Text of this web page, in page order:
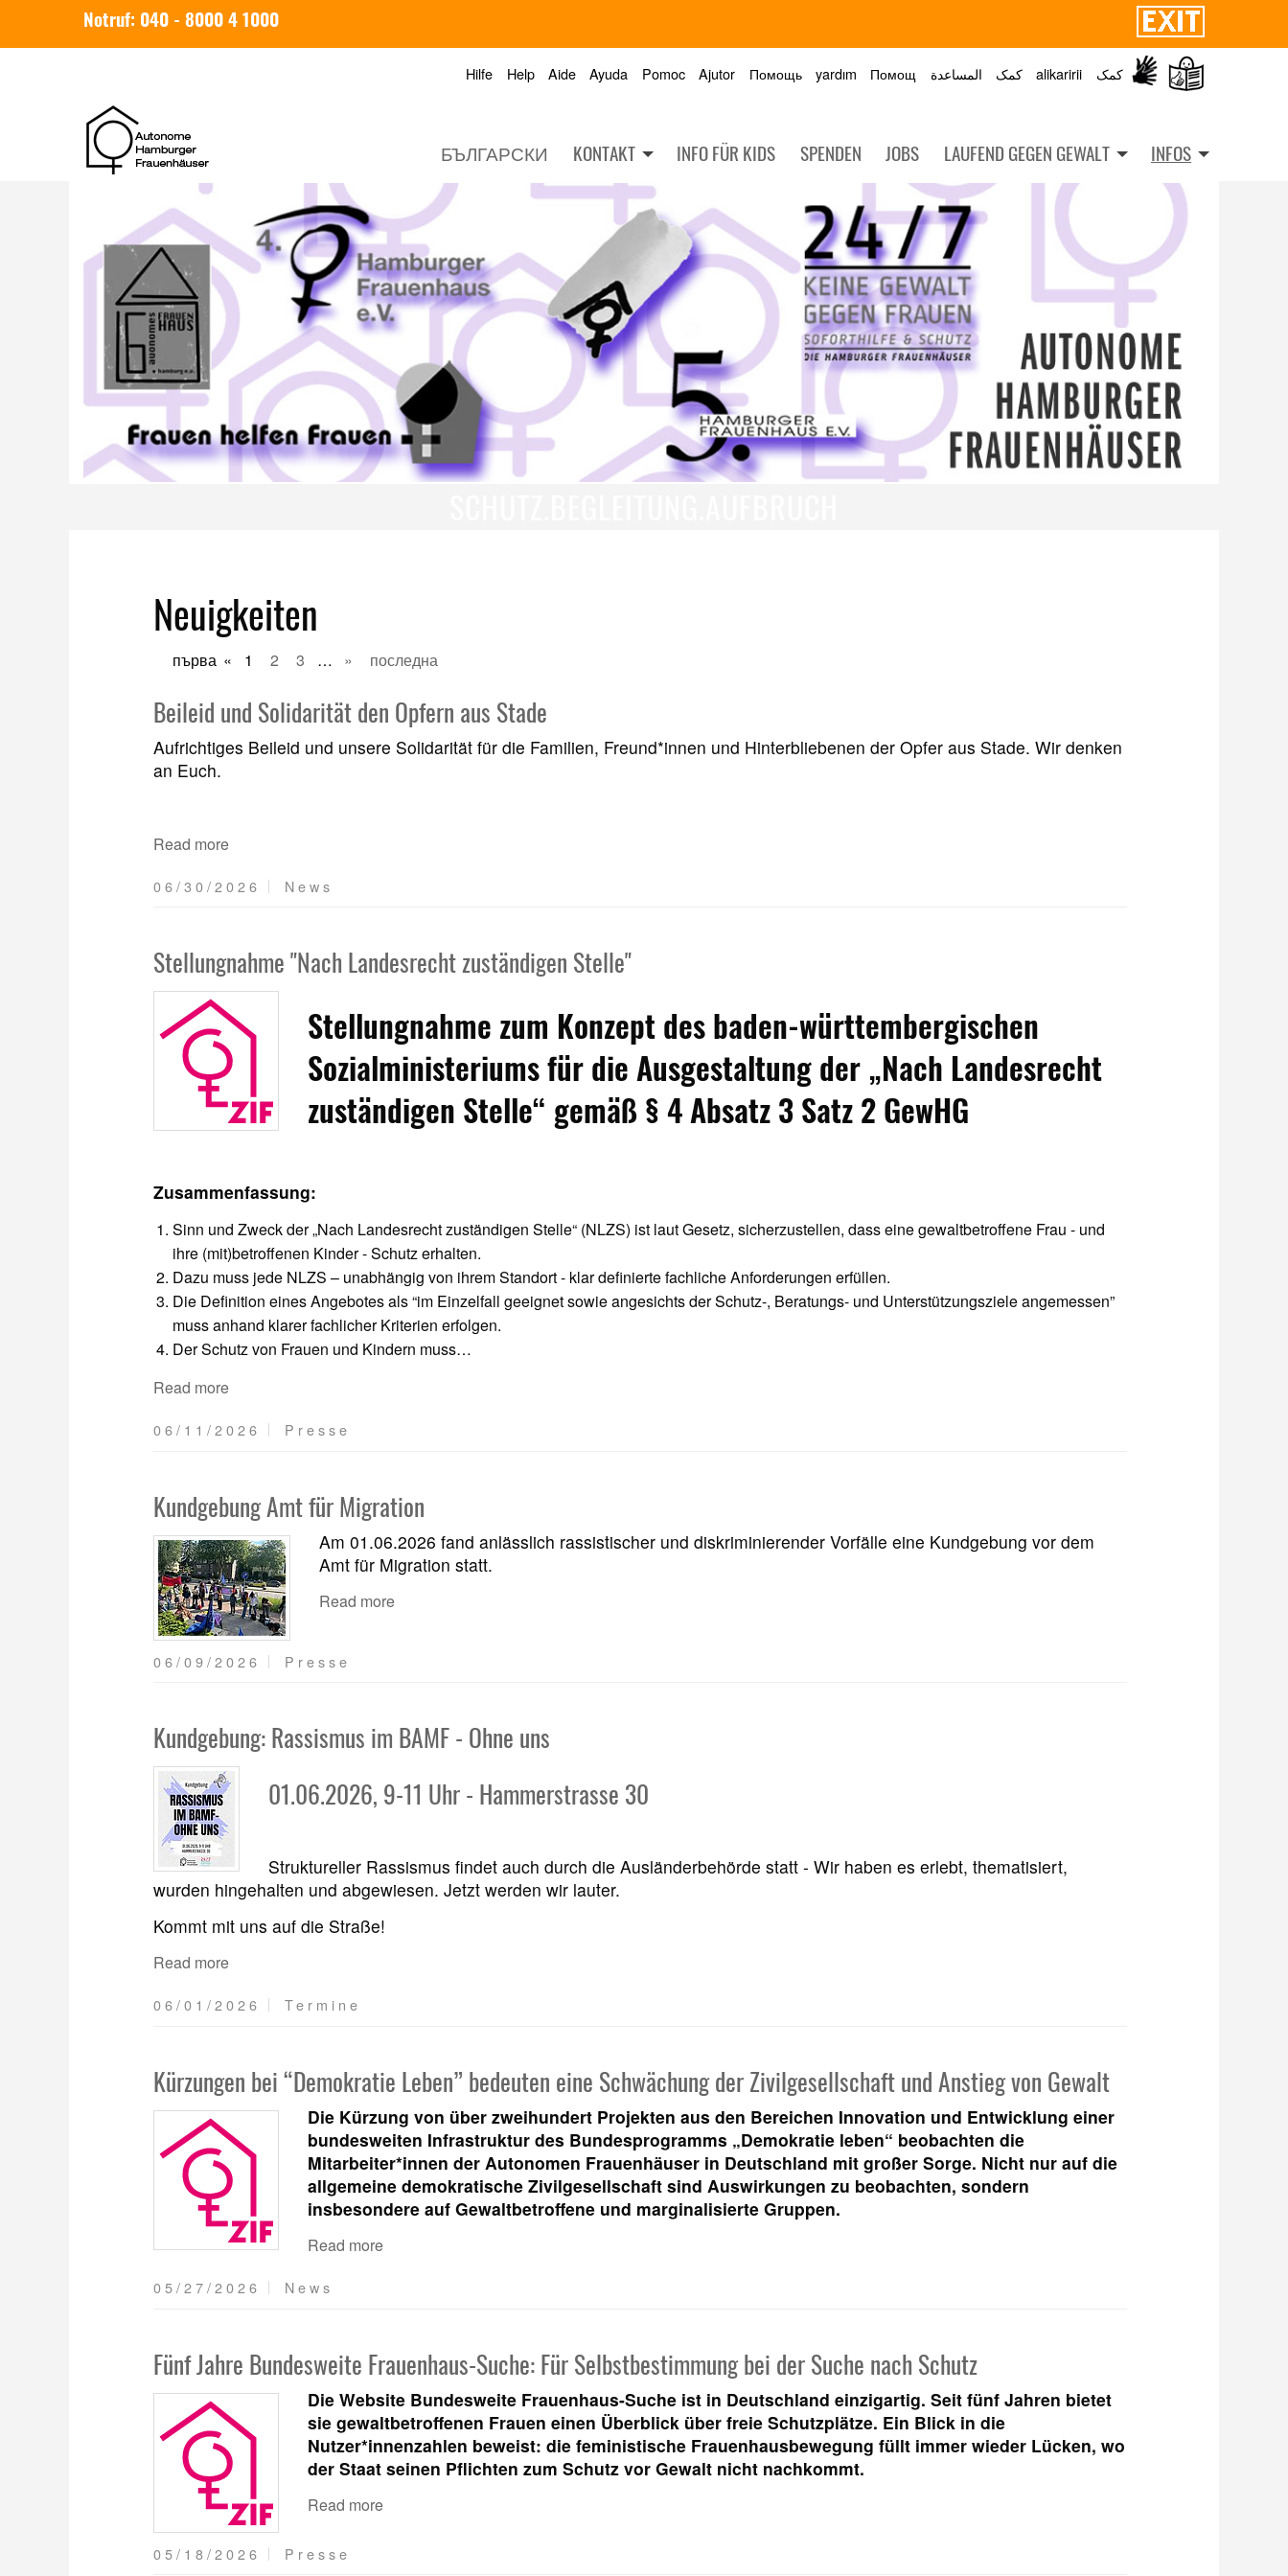
Notruf: 040 - 8000 4 1000
Hilfe Help Aide Ayuda Pomoc Ajutor Помощь yardım Помощ المساعدة کمک alikaririi کمک
INFOS
LAUFEND GEGEN GEWALT
JOBS
SPENDEN
INFO FÜR KIDS
KONTAKT
БЪЛГАРСКИ
Neuigkeiten
първа « 1 2 3 … » последна
Beileid und Solidarität den Opfern aus Stade
Aufrichtiges Beileid und unsere Solidarität für die Familien, Freund*innen und Hinterbliebenen der Opfer aus Stade. Wir denken
an Euch.
Read more
06/30/2026 News
Stellungnahme "Nach Landesrecht zuständigen Stelle"
Stellungnahme zum Konzept des baden-württembergischen
Sozialministeriums für die Ausgestaltung der „Nach Landesrecht
zuständigen Stelle“ gemäß § 4 Absatz 3 Satz 2 GewHG
Zusammenfassung:
Sinn und Zweck der „Nach Landesrecht zuständigen Stelle“ (NLZS) ist laut Gesetz, sicherzustellen, dass eine gewaltbetroffene Frau - und
ihre (mit)betroffenen Kinder - Schutz erhalten.
Dazu muss jede NLZS – unabhängig von ihrem Standort - klar definierte fachliche Anforderungen erfüllen.
Die Definition eines Angebotes als “im Einzelfall geeignet sowie angesichts der Schutz-, Beratungs- und Unterstützungsziele angemessen”
muss anhand klarer fachlicher Kriterien erfolgen.
Der Schutz von Frauen und Kindern muss…
Read more
06/11/2026 Presse
Kundgebung Amt für Migration
Am 01.06.2026 fand anlässlich rassistischer und diskriminierender Vorfälle eine Kundgebung vor dem
Amt für Migration statt.
Read more
06/09/2026 Presse
Kundgebung: Rassismus im BAMF - Ohne uns
01.06.2026, 9-11 Uhr - Hammerstrasse 30
Struktureller Rassismus findet auch durch die Ausländerbehörde statt - Wir haben es erlebt, thematisiert,
wurden hingehalten und abgewiesen. Jetzt werden wir lauter.
Kommt mit uns auf die Straße!
Read more
06/01/2026 Termine
Kürzungen bei “Demokratie Leben” bedeuten eine Schwächung der Zivilgesellschaft und Anstieg von Gewalt
Die Kürzung von über zweihundert Projekten aus den Bereichen Innovation und Entwicklung einer
bundesweiten Infrastruktur des Bundesprogramms „Demokratie leben“ beobachten die
Mitarbeiter*innen der Autonomen Frauenhäuser in Deutschland mit großer Sorge. Nicht nur auf die
allgemeine demokratische Zivilgesellschaft sind Auswirkungen zu beobachten, sondern
insbesondere auf Gewaltbetroffene und marginalisierte Gruppen.
Read more
05/27/2026 News
Fünf Jahre Bundesweite Frauenhaus-Suche: Für Selbstbestimmung bei der Suche nach Schutz
Die Website Bundesweite Frauenhaus-Suche ist in Deutschland einzigartig. Seit fünf Jahren bietet
sie gewaltbetroffenen Frauen einen Überblick über freie Schutzplätze. Ein Blick in die
Nutzer*innenzahlen beweist: die feministische Frauenhausbewegung füllt immer wieder Lücken, wo
der Staat seinen Pflichten zum Schutz vor Gewalt nicht nachkommt.
Read more
05/18/2026 Presse